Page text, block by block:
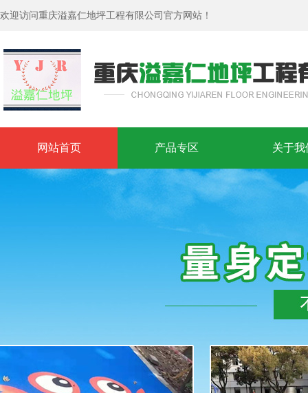
欢迎访问重庆溢嘉仁地坪工程有限公司官方网站！
网站首页 产品专区 关于我